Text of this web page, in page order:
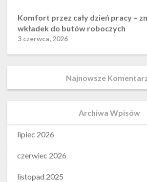
Komfort przez cały dzień pracy –
wkładek do butów roboczych
3 czerwca, 2026
Najnowsze
Archiwa Wpisów
lipiec 2026
czerwiec 2026
listopad 2025